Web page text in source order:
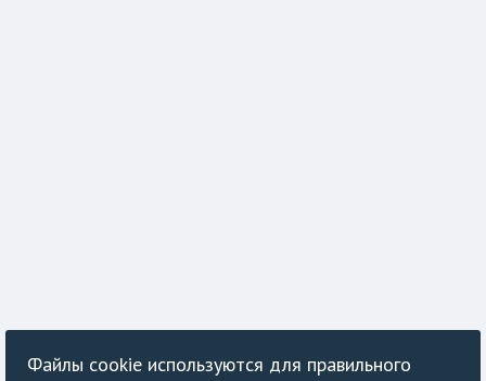
Файлы cookie используются для правильного